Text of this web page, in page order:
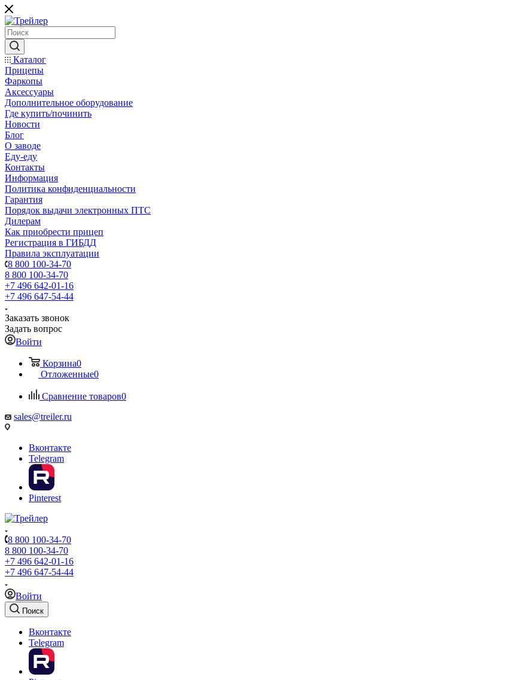
Каталог
Прицепы
Фаркопы
Аксессуары
Дополнительное оборудование
Где купить/починить
Новости
Блог
О заводе
Еду-еду
Контакты
Информация
Политика конфиденциальности
Гарантия
Порядок выдачи электронных ПТС
Дилерам
Как приобрести прицеп
Регистрация в ГИБДД
Правила эксплуатации
8 800 100-34-70
8 800 100-34-70
+7 496 642-01-16
+7 496 647-54-44
Заказать звонок
Задать вопрос
Войти
Корзина0
Отложенные0
Сравнение товаров0
sales@treiler.ru
Вконтакте
Telegram
Pinterest
8 800 100-34-70
8 800 100-34-70
+7 496 642-01-16
+7 496 647-54-44
Войти
Поиск
Вконтакте
Telegram